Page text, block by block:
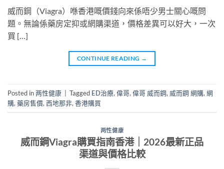
威而鋼（Viagra）喺香港嘅價錢向來係唔少男士關心嘅問
題。無論係藥房定抑或網購渠道，價格差異可以好大，一次
買 […]
CONTINUE READING →
Posted in两性健康 Tagged ED治療, 偉哥, 偉哥 威而鋼, 威而鋼 網購, 網
購, 藥房售價, 西地那非, 香港購買
两性健康
威而鋼Viagra購買指南香港｜2026最新正品
渠道與價格比較